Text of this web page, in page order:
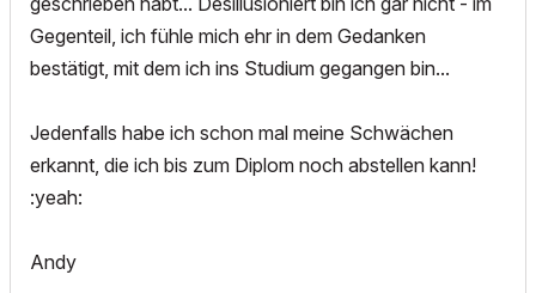
Gegenteil, ich fühle mich ehr in dem Gedanken
bestätigt, mit dem ich ins Studium gegangen bin...
Jedenfalls habe ich schon mal meine Schwächen
erkannt, die ich bis zum Diplom noch abstellen kann!
:yeah:
Andy